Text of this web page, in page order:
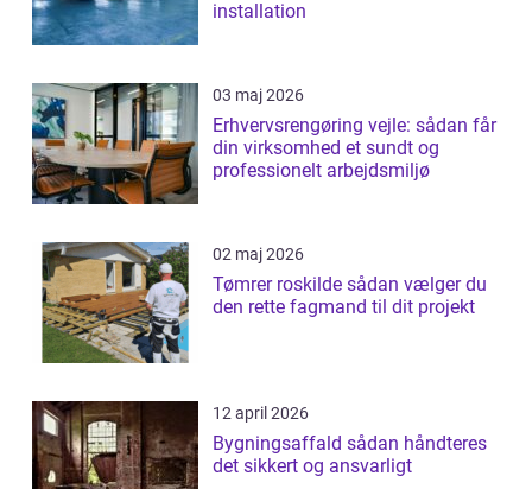
installation
03 maj 2026
Erhvervsrengøring vejle: sådan får
din virksomhed et sundt og
professionelt arbejdsmiljø
02 maj 2026
Tømrer roskilde sådan vælger du
den rette fagmand til dit projekt
12 april 2026
Bygningsaffald sådan håndteres
det sikkert og ansvarligt